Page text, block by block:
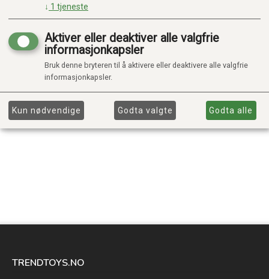
TRENDTOYS.NO
↓ 1 tjeneste
Aktiver eller deaktiver alle valgfrie
informasjonkapsler
Bruk denne bryteren til å aktivere eller deaktivere alle valgfrie
informasjonkapsler.
Kun nødvendige Godta valgte Godta alle